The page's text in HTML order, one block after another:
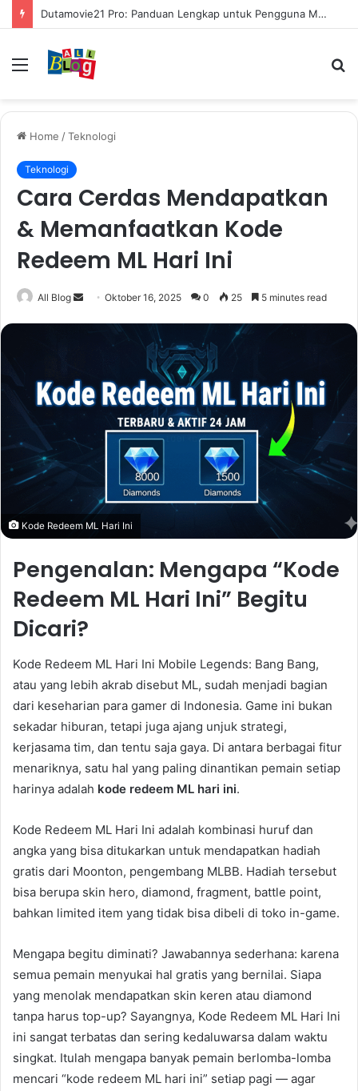
Dutamovie21 Pro: Panduan Lengkap untuk Pengguna Modern
Menu
Home /Teknologi
Teknologi
Cara Cerdas Mendapatkan
& Memanfaatkan Kode
Redeem ML Hari Ini
All Blog
SendOktober 16, 2025 0 25 5 minutes read
Kode Redeem ML Hari Ini
Pengenalan: Mengapa “Kode
Redeem ML Hari Ini” Begitu
Dicari?
Kode Redeem ML Hari Ini Mobile Legends: Bang Bang,
atau yang lebih akrab disebut ML, sudah menjadi bagian
dari keseharian para gamer di Indonesia. Game ini bukan
sekadar hiburan, tetapi juga ajang unjuk strategi,
kerjasama tim, dan tentu saja gaya. Di antara berbagai fitur
menariknya, satu hal yang paling dinantikan pemain setiap
harinya adalah kode redeem ML hari ini.
Kode Redeem ML Hari Ini adalah kombinasi huruf dan
angka yang bisa ditukarkan untuk mendapatkan hadiah
gratis dari Moonton, pengembang MLBB. Hadiah tersebut
bisa berupa skin hero, diamond, fragment, battle point,
bahkan limited item yang tidak bisa dibeli di toko in-game.
Mengapa begitu diminati? Jawabannya sederhana: karena
semua pemain menyukai hal gratis yang bernilai. Siapa
yang menolak mendapatkan skin keren atau diamond
tanpa harus top-up? Sayangnya, Kode Redeem ML Hari Ini
ini sangat terbatas dan sering kedaluwarsa dalam waktu
singkat. Itulah mengapa banyak pemain berlomba-lomba
mencari “kode redeem ML hari ini” setiap pagi — agar